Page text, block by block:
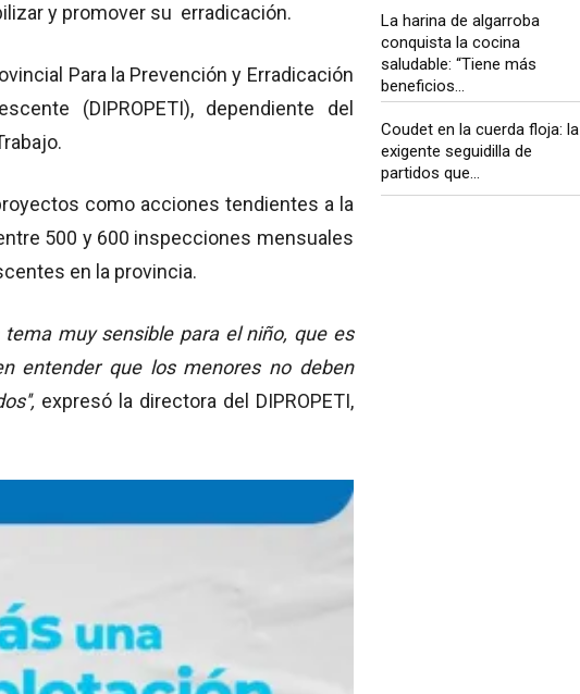
y promover su erradicación.
Para la Prevención y Erradicación
(DIPROPETI), dependiente del
como acciones tendientes a la
500 y 600 inspecciones mensuales
en la provincia.
muy sensible para el niño, que es
entender que los menores no deben
expresó la directora del DIPROPETI,
La harina de algarroba
conquista la cocina
saludable: “Tiene más
beneficios...
Coudet en la cuerda floja: la
exigente seguidilla de
partidos que...